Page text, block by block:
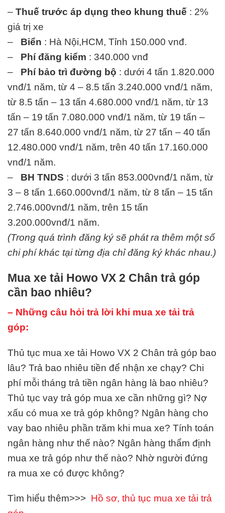
– Thuế trước áp dụng theo khung thuế : 2%
giá trị xe
– Biển : Hà Nội,HCM, Tỉnh 150.000 vnđ.
– Phí đăng kiểm : 340.000 vnđ
– Phí bảo trì đường bộ : dưới 4 tấn 1.820.000
vnđ/1 năm, từ 4 – 8.5 tấn 3.240.000 vnđ/1 năm,
từ 8.5 tấn – 13 tấn 4.680.000 vnđ/1 năm, từ 13
tấn – 19 tấn 7.080.000 vnđ/1 năm, từ 19 tấn –
27 tấn 8.640.000 vnđ/1 năm, từ 27 tấn – 40 tấn
12.480.000 vnđ/1 năm, trên 40 tấn 17.160.000
vnđ/1 năm.
– BH TNDS : dưới 3 tấn 853.000vnđ/1 năm, từ
3 – 8 tấn 1.660.000vnđ/1 năm, từ 8 tấn – 15 tấn
2.746.000vnđ/1 năm, trên 15 tấn
3.200.000vnđ/1 năm.
(Trong quá trình đăng ký sẽ phát ra thêm một số
chi phí khác tại từng địa chỉ đăng ký khác nhau.)
Mua xe tải Howo VX 2 Chân trả góp
cần bao nhiêu?
– Những câu hỏi trả lời khi mua xe tải trả
góp:
Thủ tục mua xe tải Howo VX 2 Chân trả góp bao
lâu? Trả bao nhiêu tiền để nhận xe chạy? Chi
phí mỗi tháng trả tiền ngân hàng là bao nhiêu?
Thủ tục vay trả góp mua xe cần những gì? Nợ
xấu có mua xe trả góp không? Ngân hàng cho
vay bao nhiêu phần trăm khi mua xe? Tính toán
ngân hàng như thế nào? Ngân hàng thẩm định
mua xe trả góp như thế nào? Nhờ người đứng
ra mua xe có được không?
Tìm hiểu thêm>>> Hồ sơ, thủ tục mua xe tải trả